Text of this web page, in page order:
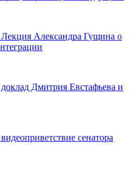
Александра Гущина о
Дмитрия Евстафьева и
сенатора